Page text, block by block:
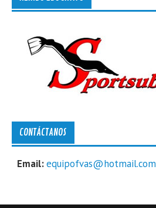
CONTÁCTANOS
Email:equipofvas@hotmail.com